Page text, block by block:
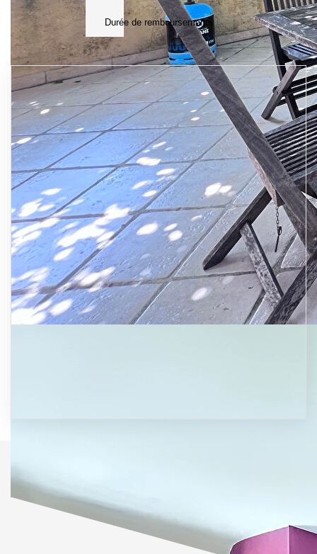
Durée de remboursements